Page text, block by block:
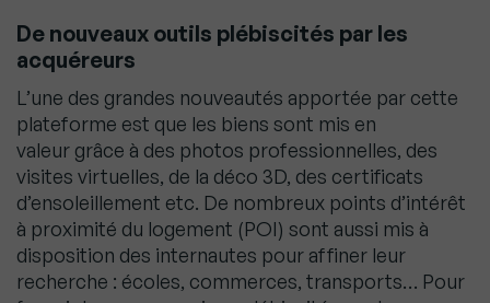
De nouveaux outils plébiscités par les
acquéreurs
L’une des grandes nouveautés apportée par cette
plateforme est que les biens sont mis en
valeur grâce à des photos professionnelles, des
visites virtuelles, de la déco 3D, des certificats
d’ensoleillement etc. De nombreux points d’intérêt
à proximité du logement (POI) sont aussi mis à
disposition des internautes pour affiner leur
recherche : écoles, commerces, transports… Pour